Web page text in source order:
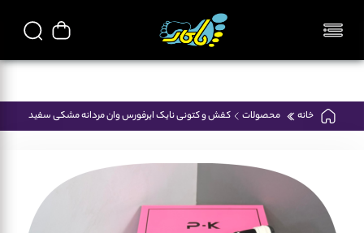
تمامی محصولات فروشگاه پاکار ایرانی میباشد
خانه محصولات کفش و کتونی نایک ایرفورس وان مردانه مشکی سفید